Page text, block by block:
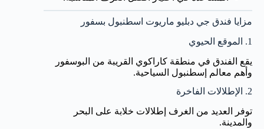
مزايا فندق جي دبليو ماريوت اسطنبول بسفور
1. الموقع الحيوي
يقع الفندق في منطقة كاراكوي القريبة من البوسفور
وأهم معالم إسطنبول السياحية.
2. الإطلالات الفاخرة
توفر العديد من الغرف إطلالات خلابة على البحر
والمدينة.